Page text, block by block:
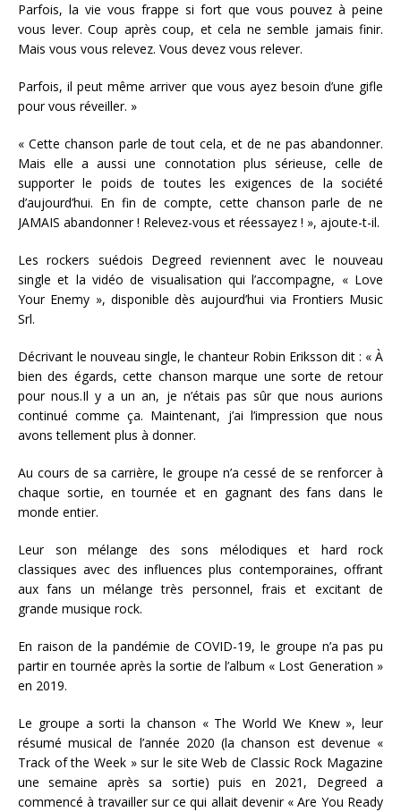
Parfois, la vie vous frappe si fort que vous pouvez à peine
vous lever. Coup après coup, et cela ne semble jamais finir.
Mais vous vous relevez. Vous devez vous relever.
Parfois, il peut même arriver que vous ayez besoin d’une gifle
pour vous réveiller. »
« Cette chanson parle de tout cela, et de ne pas abandonner.
Mais elle a aussi une connotation plus sérieuse, celle de
supporter le poids de toutes les exigences de la société
d’aujourd’hui. En fin de compte, cette chanson parle de ne
JAMAIS abandonner ! Relevez-vous et réessayez ! », ajoute-t-il.
Les rockers suédois Degreed reviennent avec le nouveau
single et la vidéo de visualisation qui l’accompagne, « Love
Your Enemy », disponible dès aujourd’hui via Frontiers Music
Srl.
Décrivant le nouveau single, le chanteur Robin Eriksson dit : « À
bien des égards, cette chanson marque une sorte de retour
pour nous.Il y a un an, je n’étais pas sûr que nous aurions
continué comme ça. Maintenant, j’ai l’impression que nous
avons tellement plus à donner.
Au cours de sa carrière, le groupe n’a cessé de se renforcer à
chaque sortie, en tournée et en gagnant des fans dans le
monde entier.
Leur son mélange des sons mélodiques et hard rock
classiques avec des influences plus contemporaines, offrant
aux fans un mélange très personnel, frais et excitant de
grande musique rock.
En raison de la pandémie de COVID-19, le groupe n’a pas pu
partir en tournée après la sortie de l’album « Lost Generation »
en 2019.
Le groupe a sorti la chanson « The World We Knew », leur
résumé musical de l’année 2020 (la chanson est devenue «
Track of the Week » sur le site Web de Classic Rock Magazine
une semaine après sa sortie) puis en 2021, Degreed a
commencé à travailler sur ce qui allait devenir « Are You Ready